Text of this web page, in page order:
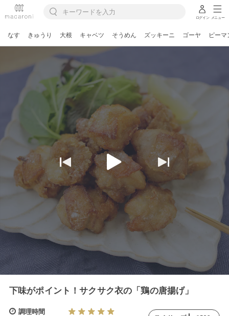
ログイン メニュー
なす きゅうり 大根 キャベツ そうめん ズッキーニ ゴーヤ ピーマ
下味がポイント！サクサク衣の「鶏の唐揚げ」
調理時間